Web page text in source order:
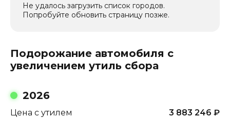
Не удалось загрузить список городов.
Попробуйте обновить страницу позже.
Подорожание автомобиля с
увеличением утиль сбора
2026
Цена с утилем 3 883 246 ₽